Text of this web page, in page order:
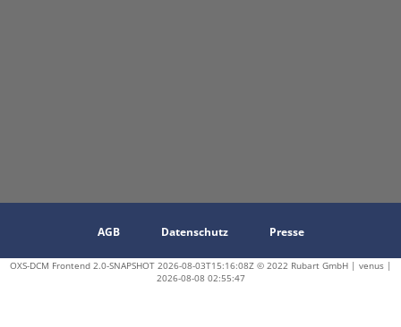
AGB Datenschutz Presse
OXS-DCM Frontend 2.0-SNAPSHOT 2026-08-03T15:16:08Z © 2022 Rubart GmbH | venus |
2026-08-08 02:55:47